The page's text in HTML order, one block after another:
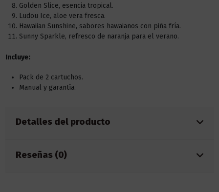
Golden Slice, esencia tropical.
Ludou Ice, aloe vera fresca.
Hawaiian Sunshine, sabores hawaianos con piña fría.
Sunny Sparkle, refresco de naranja para el verano.
Incluye:
Pack de 2 cartuchos.
Manual y garantía.
Detalles del producto
Reseñas (0)